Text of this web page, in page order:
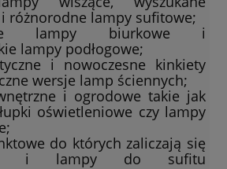
różnorodne lampy sufitowe;
lampy biurkowe i
lampy podłogowe;
i nowoczesne kinkiety
wersje lamp ściennych;
i ogrodowe takie jak
oświetleniowe czy lampy
do których zaliczają się
i lampy do sufitu